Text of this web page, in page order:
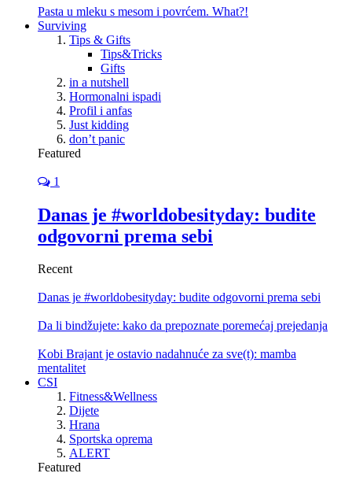
Pasta u mleku s mesom i povrćem. What?!
Surviving
Tips & Gifts
Tips&Tricks
Gifts
in a nutshell
Hormonalni ispadi
Profil i anfas
Just kidding
don’t panic
Featured
1
Danas je #worldobesityday: budite
odgovorni prema sebi
Recent
Danas je #worldobesityday: budite odgovorni prema sebi
Da li bindžujete: kako da prepoznate poremećaj prejedanja
Kobi Brajant je ostavio nadahnuće za sve(t): mamba
mentalitet
CSI
Fitness&Wellness
Dijete
Hrana
Sportska oprema
ALERT
Featured